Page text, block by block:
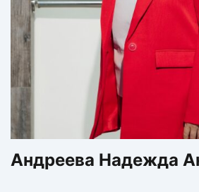
Андреева Надежда